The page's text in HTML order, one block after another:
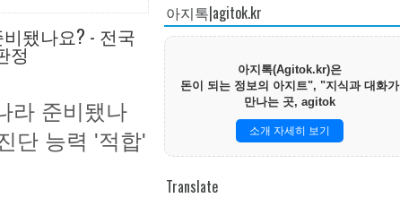
됐나요? - 전국
정
라 준비됐나
단 능력 '적합'
아지톡|agitok.kr
아지톡(Agitok.kr)은
돈이 되는 정보의 아지트", "지식과 대화가
만나는 곳, agitok
소개 자세히 보기
Translate